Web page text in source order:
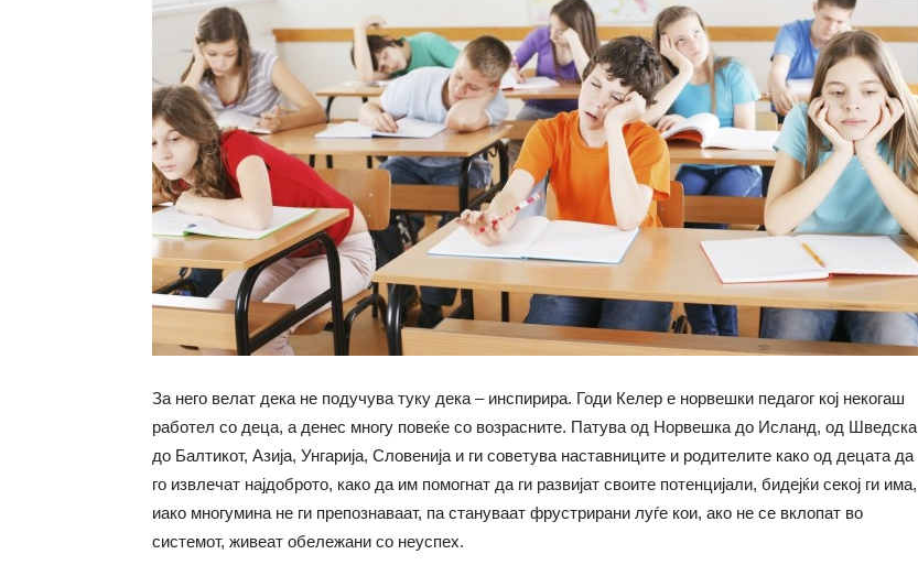
За него велат дека не подучува туку дека – инспирира. Годи Келер е норвешки педагог кој некогаш
работел со деца, а денес многу повеќе со возрасните. Патува од Норвешка до Исланд, од Шведска
до Балтикот, Азија, Унгарија, Словенија и ги советува наставниците и родителите како од децата да
го извлечат најдоброто, како да им помогнат да ги развијат своите потенцијали, бидејќи секој ги има,
иако многумина не ги препознаваат, па стануваат фрустрирани луѓе кои, ако не се вклопат во
системот, живеат обележани со неуспех.